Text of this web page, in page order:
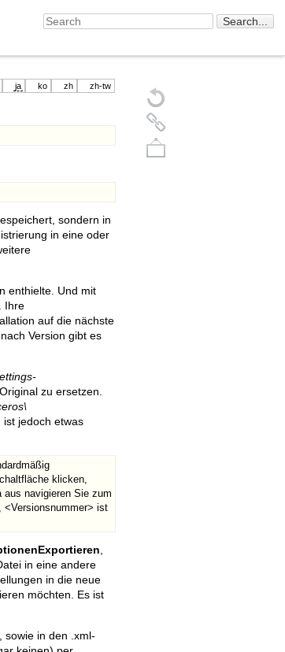
ja ko zh zh-tw
sondern in
in eine oder
enthielte. Und mit
Ihre
auf die nächste
Version gibt es
zu ersetzen.
ist jedoch etwas
klicken,
aus navigieren Sie zum
<Versionsnummer> ist
,
in eine andere
in die neue
möchten. Es ist
sowie in den .xml-